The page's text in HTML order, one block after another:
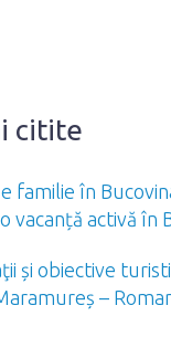
citite
familie în
vacanță activă în
și obiective
–